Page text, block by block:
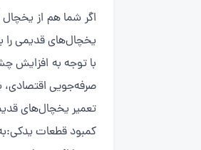
اگر شما هم از
یخچال‌های قدیمی را
با توجه به افزایش
صرفه‌جویی
تعمیر یخچال‌های
کمبود قطعات